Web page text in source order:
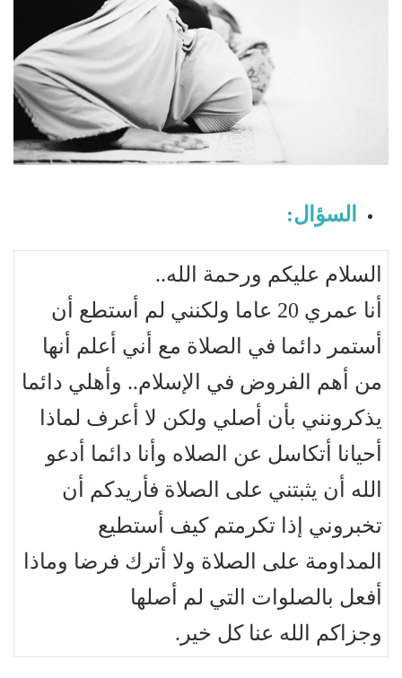
السؤال:
السلام عليكم ورحمة الله..
أنا عمري 20 عاما ولكنني لم أستطع أن
أستمر دائما في الصلاة مع أني أعلم أنها
من أهم الفروض في الإسلام.. وأهلي دائما
يذكرونني بأن أصلي ولكن لا أعرف لماذا
أحيانا أتكاسل عن الصلاه وأنا دائما أدعو
الله أن يثبتني على الصلاة فأريدكم أن
تخبروني إذا تكرمتم كيف أستطيع
المداومة على الصلاة ولا أترك فرضا وماذا
أفعل بالصلوات التي لم أصلها
وجزاكم الله عنا كل خير.